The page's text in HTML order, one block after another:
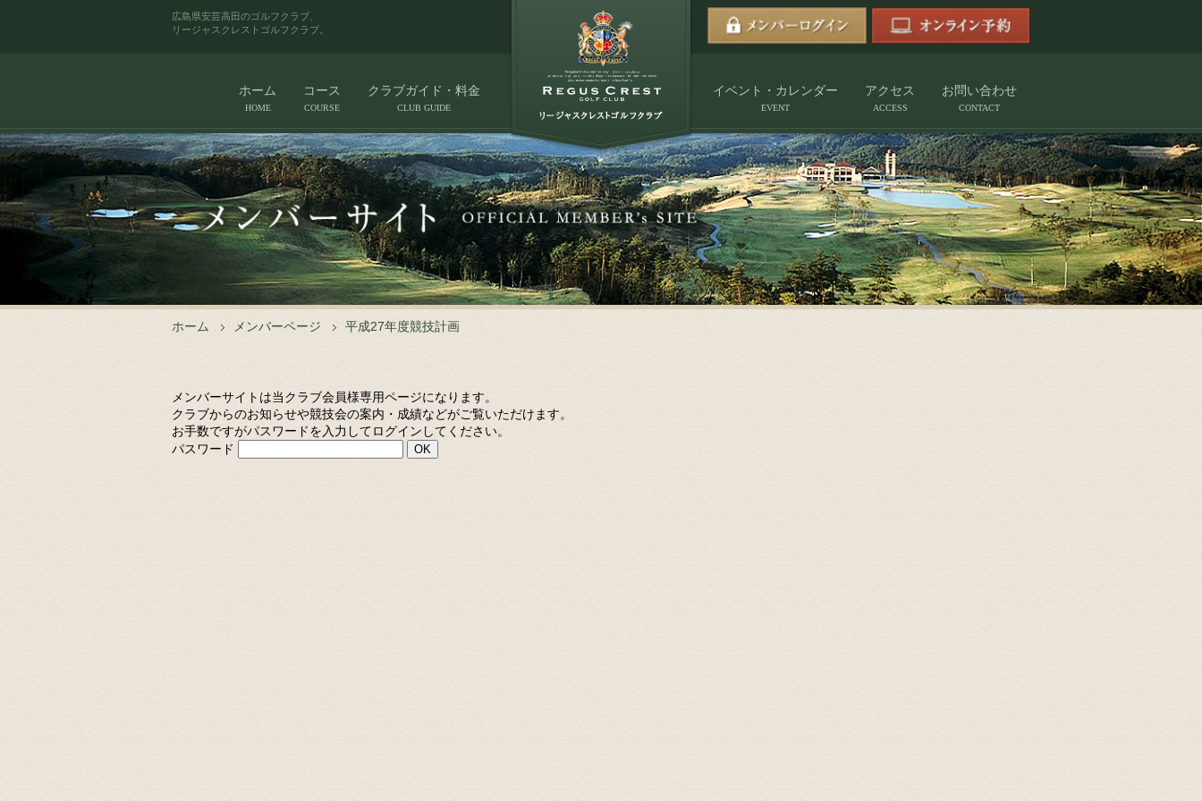
広島県安芸高田のゴルフクラブ、
リージャスクレストゴルフクラブ。
ホーム
HOME
コース
COURSE
クラブガイド・料金
CLUB GUIDE
イベント・カレンダー
EVENT
アクセス
ACCESS
お問い合わせ
CONTACT
ホーム メンバーページ 平成27年度競技計画
メンバーサイトは当クラブ会員様専用ページになります。
クラブからのお知らせや競技会の案内・成績などがご覧いただけます。
お手数ですがパスワードを入力してログインしてください。
パスワード